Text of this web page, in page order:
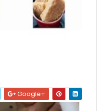
Google+